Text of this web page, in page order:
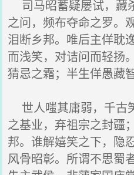
司马昭蓄疑屡试，藏
之问，频布夺命之罗。
泪断乡邦。唯后主佯耽
而浅笑，对诘问而轻扬
猜忌之霜；半生佯愚藏
世人嗤其庸弱，千古
之基业，弃祖宗之封疆
邦。谁解嬉笑之下，隐
风骨昭彰。所谓不思蜀